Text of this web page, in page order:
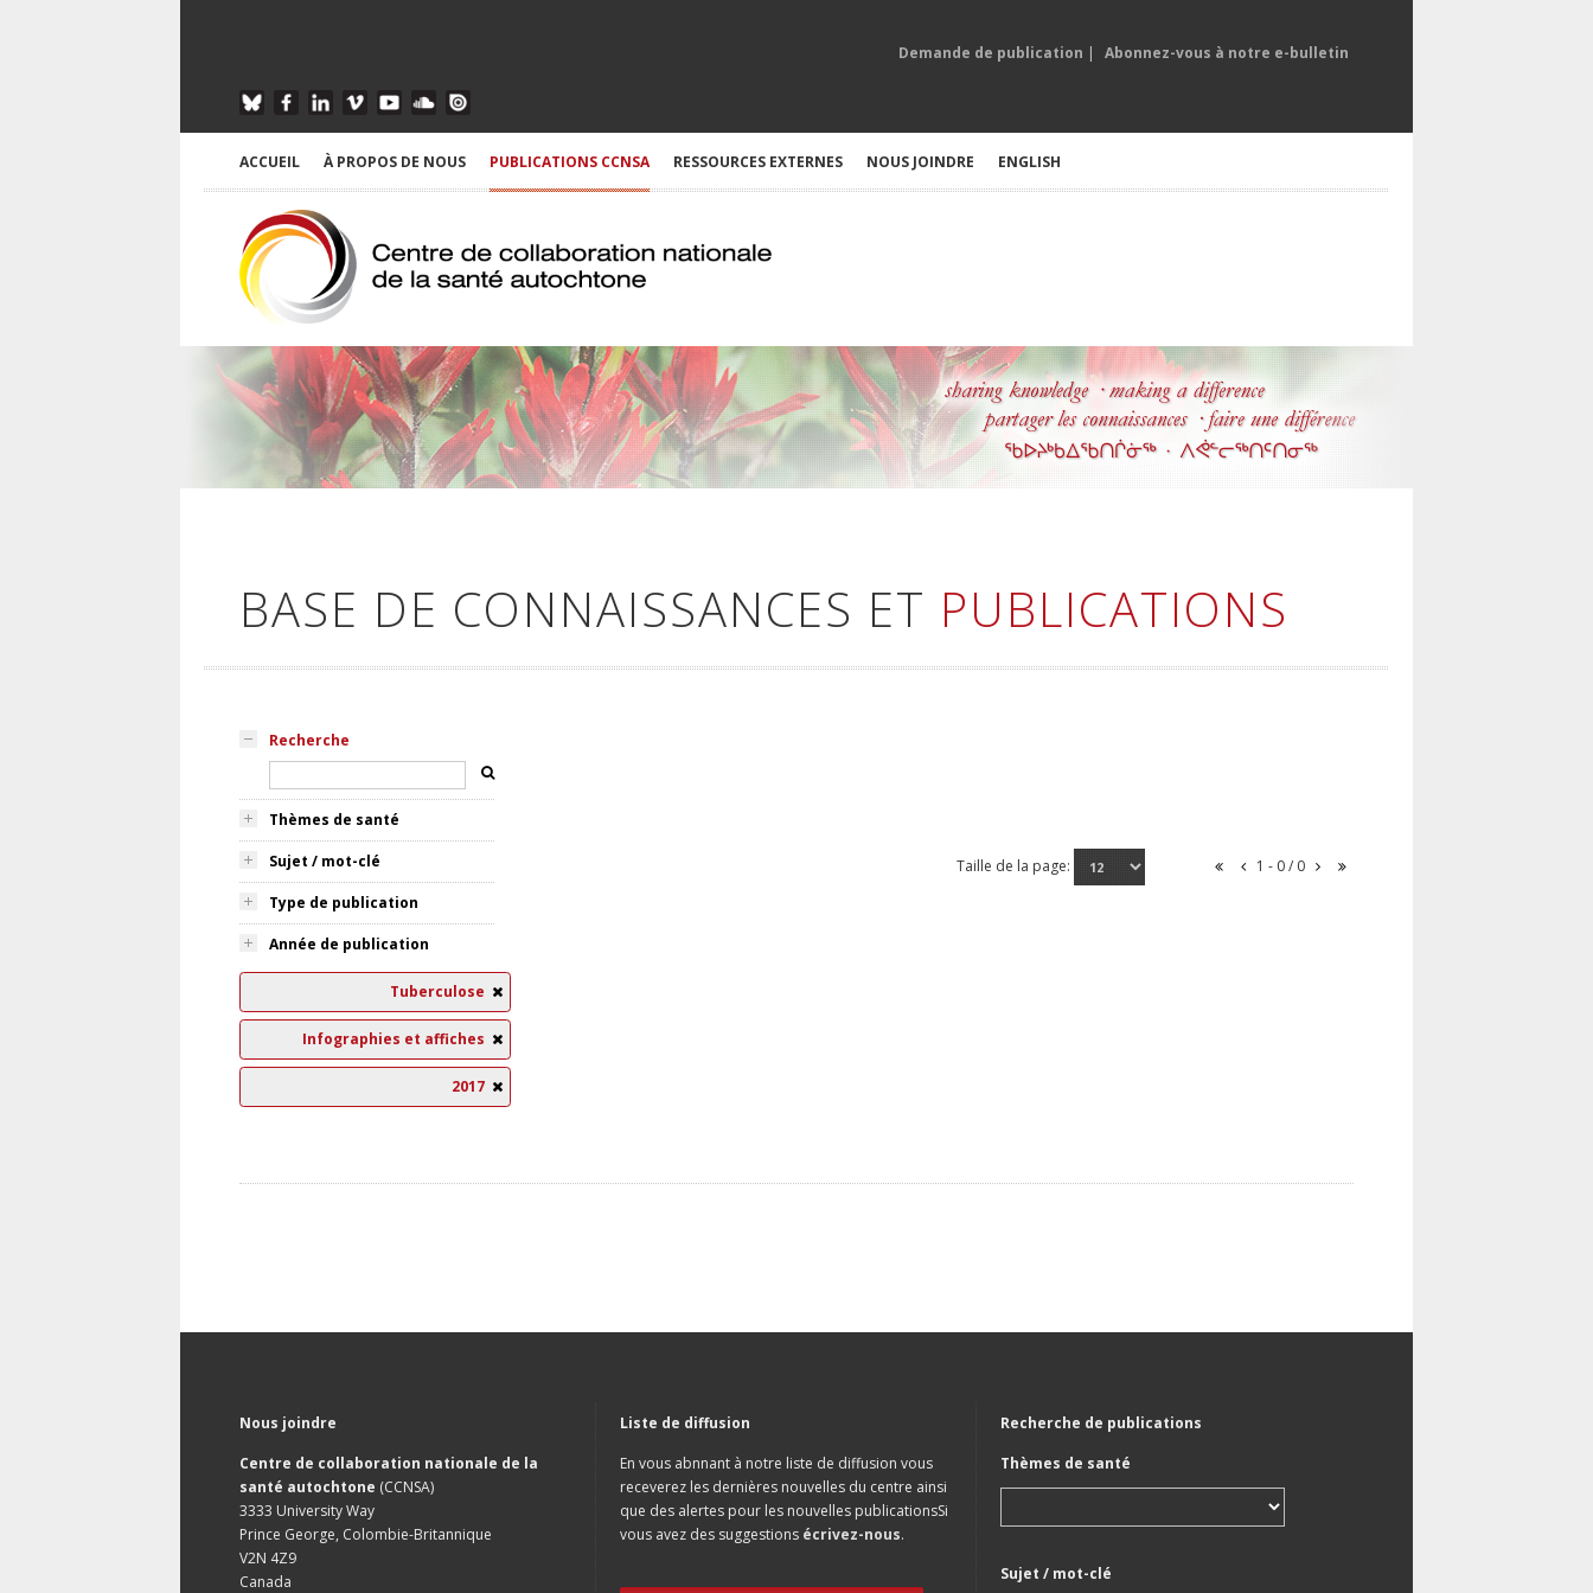
Demande de publication | Abonnez-vous à notre e-bulletin
ACCUEIL À PROPOS DE NOUS PUBLICATIONS CCNSA RESSOURCES EXTERNES NOUS JOINDRE ENGLISH
BASE DE CONNAISSANCES ET PUBLICATIONS
Recherche
Thèmes de santé
Sujet / mot-clé
Type de publication
Année de publication
Tuberculose
Infographies et affiches
2017
Taille de la page: 1 - 0 / 0
Nous joindre
Centre de collaboration nationale de la
santé autochtone (CCNSA)
3333 University Way
Prince George, Colombie-Britannique
V2N 4Z9
Canada
Liste de diffusion
En vous abnnant à notre liste de diffusion vous
receverez les dernières nouvelles du centre ainsi
que des alertes pour les nouvelles publicationsSi
vous avez des suggestions écrivez-nous.
Recherche de publications
Thèmes de santé
Sujet / mot-clé